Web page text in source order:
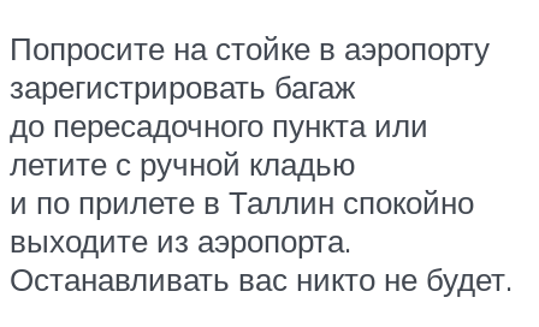
Попросите на стойке в аэропорту
зарегистрировать багаж
до пересадочного пункта или
летите с ручной кладью
и по прилете в Таллин спокойно
выходите из аэропорта.
Останавливать вас никто не будет.